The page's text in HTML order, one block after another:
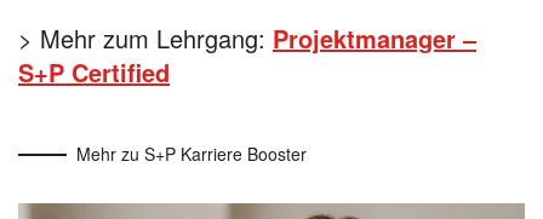
> Mehr zum Lehrgang: Projektmanager –
S+P Certified
Mehr zu S+P Karriere Booster